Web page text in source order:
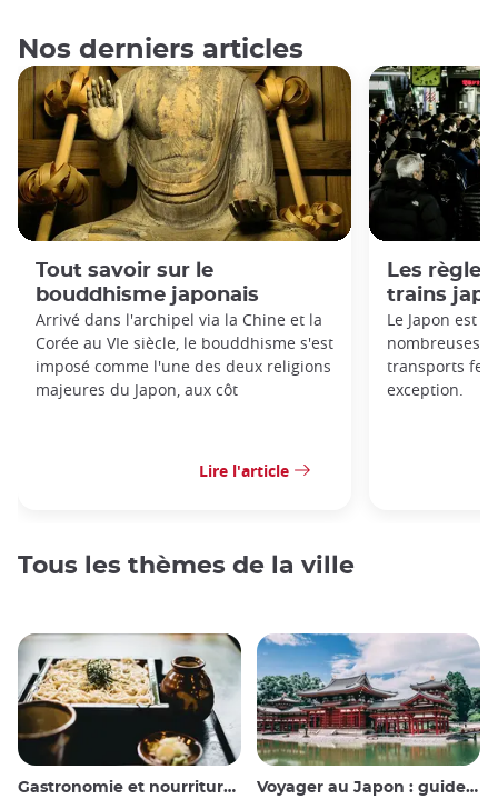
Nos derniers articles
Tout savoir sur le
bouddhisme japonais
Arrivé dans l'archipel via la Chine et la
Corée au VIe siècle, le bouddhisme s'est
imposé comme l'une des deux religions
majeures du Japon, aux côt
Lire l'article
Les
trains
Le Japon est
nombreuses
transports
exception.
Tous les thèmes de la ville
Gastronomie et nourriture japonaise Voyager au Japon : guide et conseils